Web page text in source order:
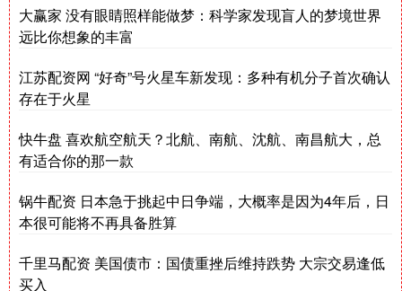
大赢家 没有眼睛照样能做梦：科学家发现盲人的梦境世界
远比你想象的丰富
江苏配资网 “好奇”号火星车新发现：多种有机分子首次确认
存在于火星
快牛盘 喜欢航空航天？北航、南航、沈航、南昌航大，总
有适合你的那一款
锅牛配资 日本急于挑起中日争端，大概率是因为4年后，日
本很可能将不再具备胜算
千里马配资 美国债市：国债重挫后维持跌势 大宗交易逢低
买入